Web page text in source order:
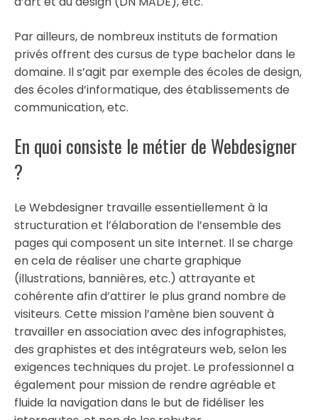
Par ailleurs, de nombreux instituts de formation
privés offrent des cursus de type bachelor dans le
domaine. Il s’agit par exemple des écoles de design,
des écoles d’informatique, des établissements de
communication, etc.
En quoi consiste le métier de Webdesigner
?
Le Webdesigner travaille essentiellement à la
structuration et l’élaboration de l’ensemble des
pages qui composent un site Internet. Il se charge
en cela de réaliser une charte graphique
(illustrations, bannières, etc.) attrayante et
cohérente afin d’attirer le plus grand nombre de
visiteurs. Cette mission l’amène bien souvent à
travailler en association avec des infographistes,
des graphistes et des intégrateurs web, selon les
exigences techniques du projet. Le professionnel a
également pour mission de rendre agréable et
fluide la navigation dans le but de fidéliser les